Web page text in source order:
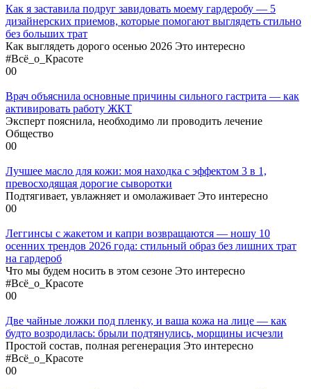
Как я заставила подруг завидовать моему гардеробу — 5
дизайнерских приемов, которые помогают выглядеть стильно
без больших трат
Как выглядеть дорого осенью 2026 Это интересно
#Всё_о_Красоте
00
Врач объяснила основные причины сильного гастрита — как
активировать работу ЖКТ
Эксперт пояснила, необходимо ли проводить лечение
Общество
00
Лучшее масло для кожи: моя находка с эффектом 3 в 1,
превосходящая дорогие сыворотки
Подтягивает, увлажняет и омолаживает Это интересно
00
Леггинсы с жакетом и капри возвращаются — ношу 10
осенних трендов 2026 года: стильный образ без лишних трат
на гардероб
Что мы будем носить в этом сезоне Это интересно
#Всё_о_Красоте
00
Две чайные ложки под пленку, и ваша кожа на лице — как
будто возродилась: брыли подтянулись, морщины исчезли
Простой состав, полная регенерация Это интересно
#Всё_о_Красоте
00